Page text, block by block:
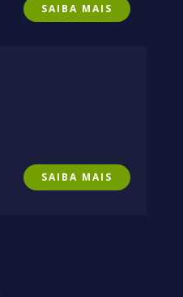
SAIBA MAIS
SAIBA MAIS